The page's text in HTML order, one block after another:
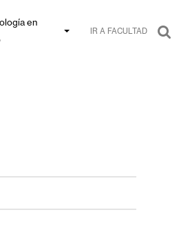
en
IR A FACULTAD